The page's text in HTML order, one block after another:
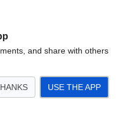
and share with others
USE THE APP